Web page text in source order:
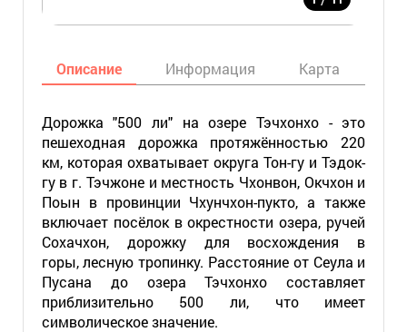
Описание Информация Карта
Дорожка "500 ли" на озере Тэчхонхо - это
пешеходная дорожка протяжённостью 220
км, которая охватывает округа Тон-гу и Тэдок-
гу в г. Тэчжоне и местность Чхонвон, Окчхон и
Поын в провинции Чхунчхон-пукто, а также
включает посёлок в окрестности озера, ручей
Сохачхон, дорожку для восхождения в
горы, лесную тропинку. Расстояние от Сеула и
Пусана до озера Тэчхонхо составляет
приблизительно 500 ли, что имеет
символическое значение.